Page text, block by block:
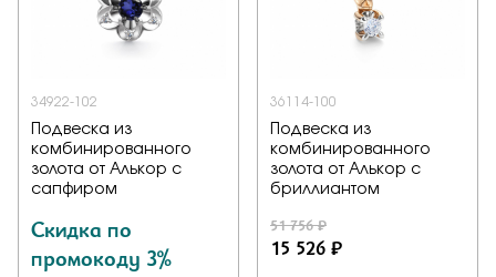
34922-102
Подвеска из
комбинированного
золота от Алькор с
сапфиром
Скидка по
промокоду 3%
36114-100
Подвеска из
комбинированного
золота от Алькор с
бриллиантом
51 756 ₽
15 526 ₽
Заказать
Подтверждаю, что я ознакомлен и согласен с условиями
политики конфиденциальности
Отправить